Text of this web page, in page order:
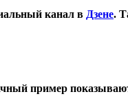
канал в Дзене.
пример